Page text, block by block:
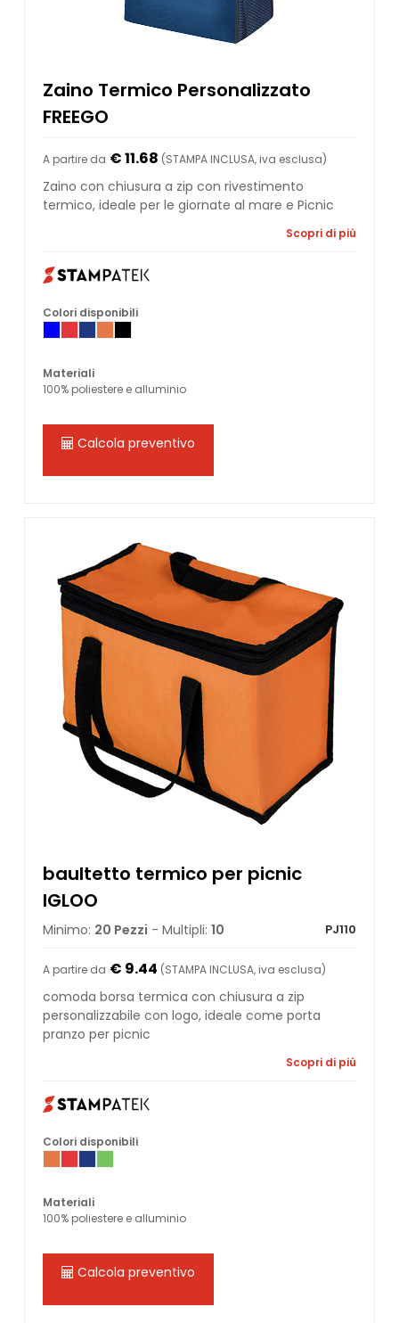
Zaino Termico Personalizzato
FREEGO
A partire da € 11.68 (STAMPA INCLUSA, iva esclusa)
Zaino con chiusura a zip con rivestimento
termico, ideale per le giornate al mare e Picnic
Scopri di più
Colori disponibili
Materiali
100% poliestere e alluminio
Calcola preventivo
baultetto termico per picnic
IGLOO
Minimo: 20 Pezzi - Multipli: 10 PJ110
A partire da € 9.44 (STAMPA INCLUSA, iva esclusa)
comoda borsa termica con chiusura a zip
personalizzabile con logo, ideale come porta
pranzo per picnic
Scopri di più
Colori disponibili
Materiali
100% poliestere e alluminio
Calcola preventivo